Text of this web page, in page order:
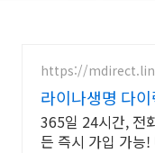
https://
라이나생명 다
최대 3만원 상품
365일 24시간, 전
든 즉시 가입 가능